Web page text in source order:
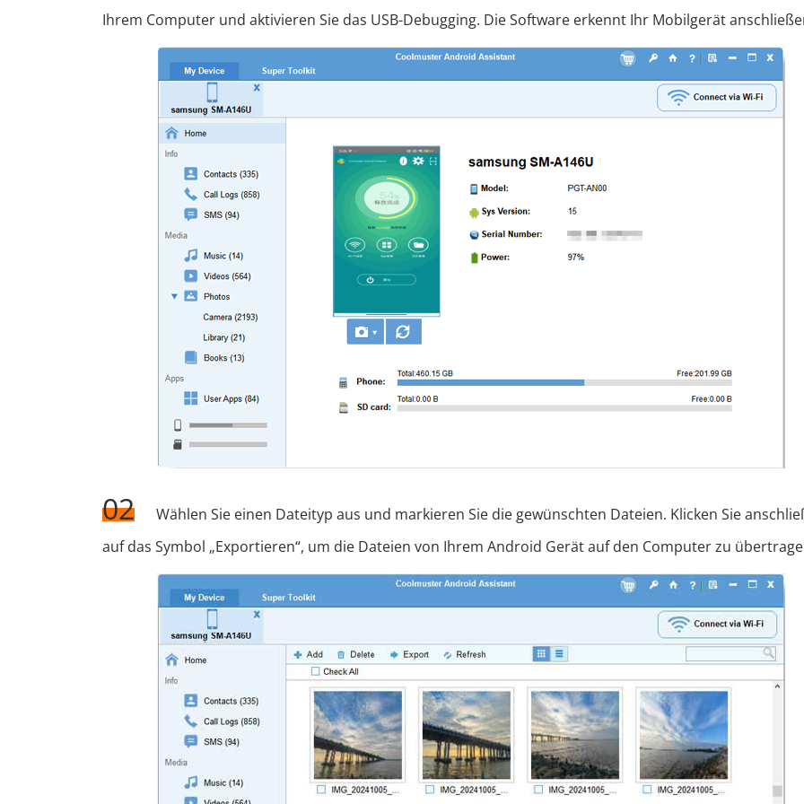
Ihrem Computer und aktivieren Sie das USB-Debugging. Die Software erkennt Ihr Mobilgerät
02
Wählen Sie einen Dateityp aus und markieren Sie die gewünschten Dateien. Klicken Sie
auf das Symbol „Exportieren“, um die Dateien von Ihrem Android Gerät auf den Computer zu